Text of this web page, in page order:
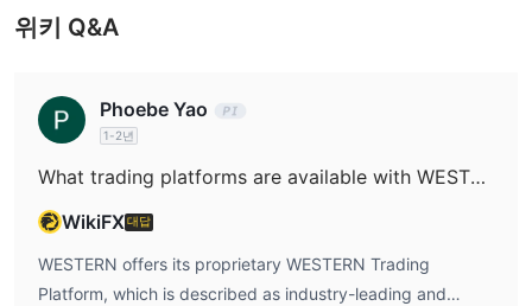
거래 플랫폼
조하는 거래 플랫폼으로 광고합니다.
위키 Q&A
Phoebe Yao
1-2년
What trading platforms are available with WESTERN?
WikiFX대답
WESTERN offers its proprietary WESTERN Trading
Platform, which is described as industry-leading and